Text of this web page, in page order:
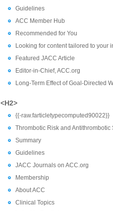
Guidelines
ACC Member Hub
Recommended for You
Looking for content tailored to your
Featured JACC Article
Editor-in-Chief, ACC.org
Long-Term Effect of Goal-Directed
<H2>
{{-raw.farticletypecomputed90022}}
Thrombotic Risk and Antithrombotic
Summary
Guidelines
JACC Journals on ACC.org
Membership
About ACC
Clinical Topics